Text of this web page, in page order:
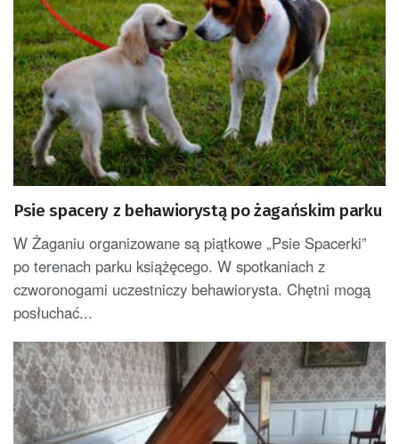
Psie spacery z behawiorystą po żagańskim parku
W Żaganiu organizowane są piątkowe „Psie Spacerki”
po terenach parku książęcego. W spotkaniach z
czworonogami uczestniczy behawiorysta. Chętni mogą
posłuchać...